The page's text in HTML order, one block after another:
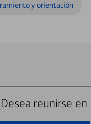
y orientación
reunirse en